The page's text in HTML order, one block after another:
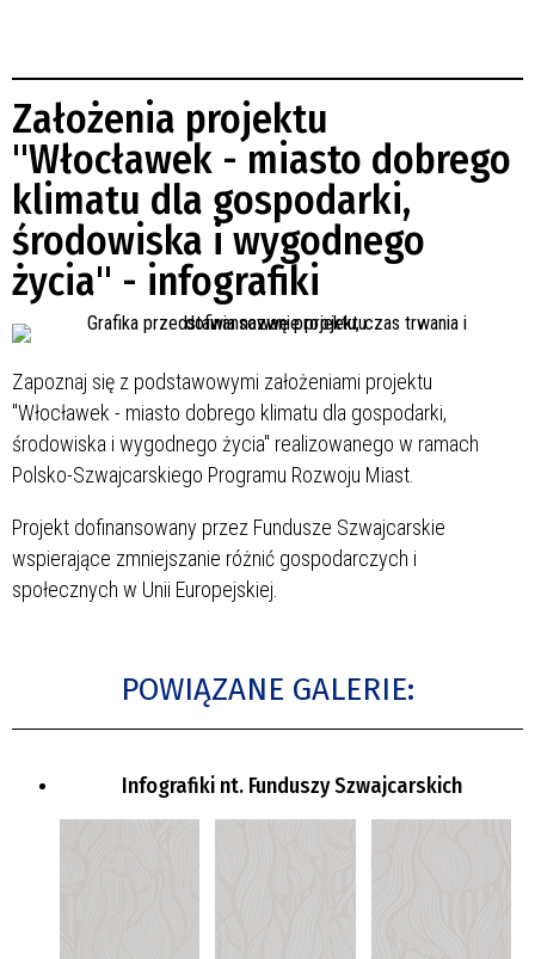
Założenia projektu
"Włocławek - miasto dobrego
klimatu dla gospodarki,
środowiska i wygodnego
życia" - infografiki
Zapoznaj się z podstawowymi założeniami projektu
"Włocławek - miasto dobrego klimatu dla gospodarki,
środowiska i wygodnego życia" realizowanego w ramach
Polsko-Szwajcarskiego Programu Rozwoju Miast.
Projekt dofinansowany przez Fundusze Szwajcarskie
wspierające zmniejszanie różnić gospodarczych i
społecznych w Unii Europejskiej.
POWIĄZANE GALERIE:
Infografiki nt. Funduszy Szwajcarskich